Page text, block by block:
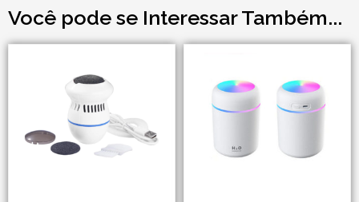
Você pode se Interessar Também...